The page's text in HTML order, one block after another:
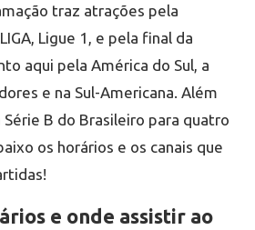
traz atrações pela
Ligue 1, e pela final da
aqui pela América do Sul, a
e na Sul-Americana. Além
Série B do Brasileiro para quatro
os horários e os canais que
e onde assistir ao